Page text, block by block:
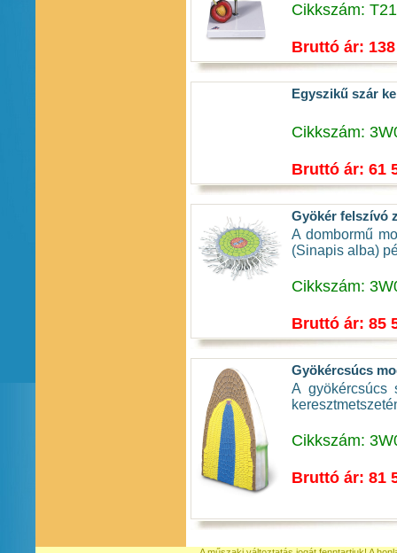
Cikkszám:
Bruttó ár:
Egyszikű szár
Cikkszám:
Bruttó ár: 61
Gyökér felszívó
A dombormű
(Sinapis alba)
Cikkszám:
Bruttó ár: 85
Gyökércsúcs
A gyökércsúcs
Cikkszám:
Bruttó ár: 81